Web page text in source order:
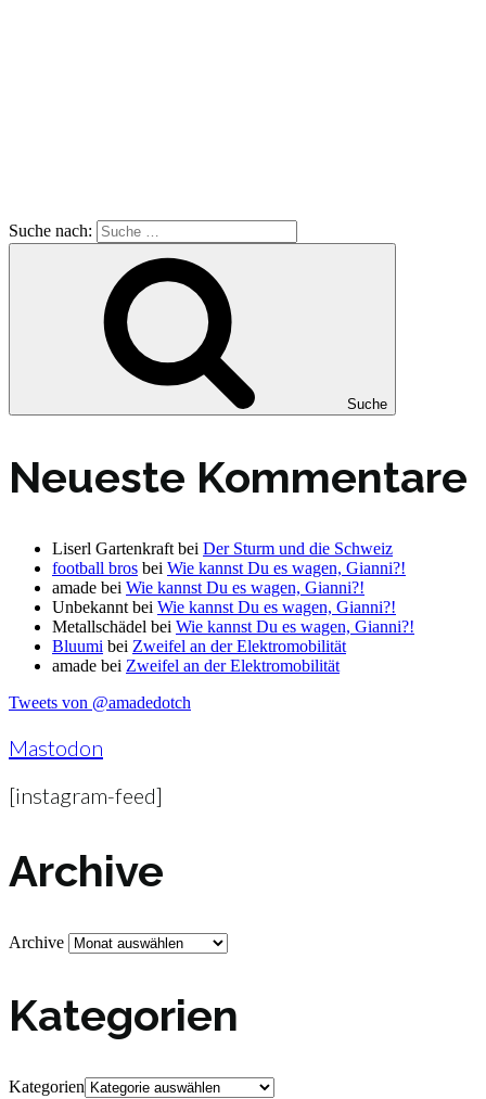
Suche nach:
Suche
Neueste Kommentare
Liserl Gartenkraft bei Der Sturm und die Schweiz
football bros bei Wie kannst Du es wagen, Gianni?!
amade bei Wie kannst Du es wagen, Gianni?!
Unbekannt bei Wie kannst Du es wagen, Gianni?!
Metallschädel bei Wie kannst Du es wagen, Gianni?!
Bluumi bei Zweifel an der Elektromobilität
amade bei Zweifel an der Elektromobilität
Tweets von @amadedotch
Mastodon
[instagram-feed]
Archive
Archive
Kategorien
Kategorien